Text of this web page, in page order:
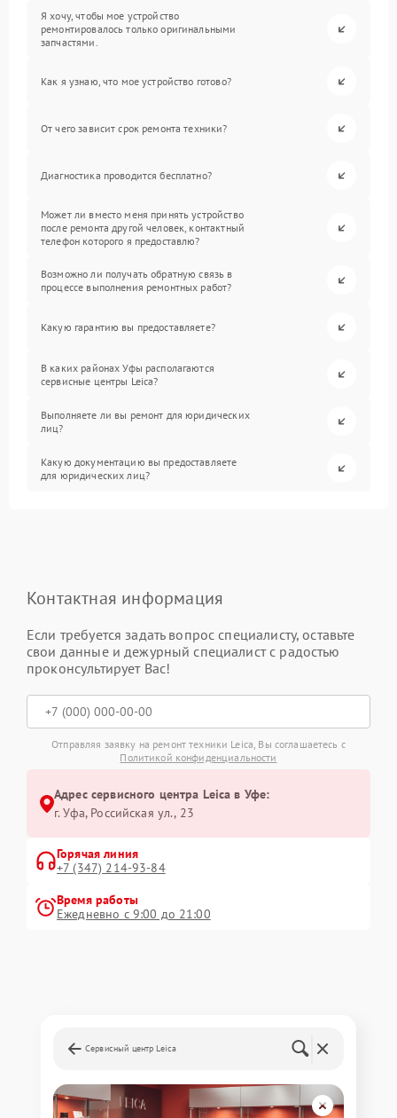
Я хочу, чтобы мое устройство
ремонтировалось только оригинальными
запчастями.
Как я узнаю, что мое устройство готово?
От чего зависит срок ремонта техники?
Диагностика проводится бесплатно?
Может ли вместо меня принять устройство
после ремонта другой человек, контактный
телефон которого я предоставлю?
Возможно ли получать обратную связь в
процессе выполнения ремонтных работ?
Какую гарантию вы предоставляете?
В каких районах Уфы располагаются
сервисные центры Leica?
Выполняете ли вы ремонт для юридических
лиц?
Какую документацию вы предоставляете
для юридических лиц?
Контактная информация
Если требуется задать вопрос специалисту, оставьте
свои данные и дежурный специалист с радостью
проконсультирует Вас!
Отправляя заявку на ремонт техники Leica, Вы соглашаетесь с
Политикой конфиденциальности
Адрес сервисного центра Leica в Уфе:
г. Уфа, Российская ул., 23
Горячая линия
+7 (347) 214-93-84
Время работы
Ежедневно с 9:00 до 21:00
Сервисный центр Leica